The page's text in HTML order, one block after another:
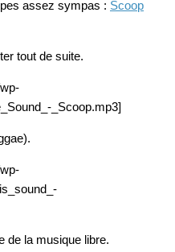
assez sympas : Scoop
tout de suite.
_Scoop.mp3]
de la musique libre.